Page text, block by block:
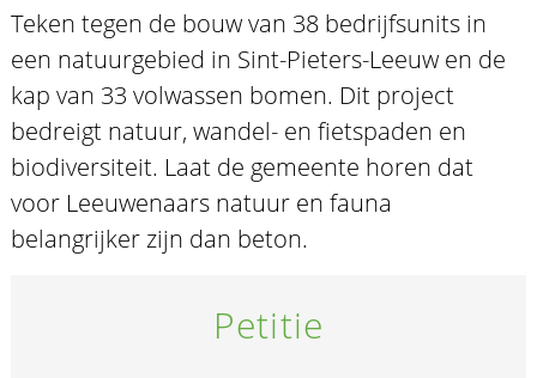
Teken tegen de bouw van 38 bedrijfsunits in
een natuurgebied in Sint-Pieters-Leeuw en de
kap van 33 volwassen bomen. Dit project
bedreigt natuur, wandel- en fietspaden en
biodiversiteit. Laat de gemeente horen dat
voor Leeuwenaars natuur en fauna
belangrijker zijn dan beton.
Petitie